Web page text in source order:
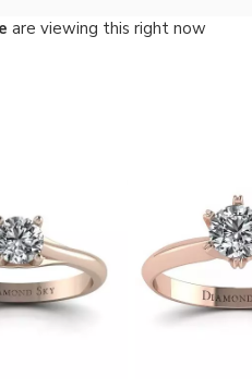
are viewing this right now